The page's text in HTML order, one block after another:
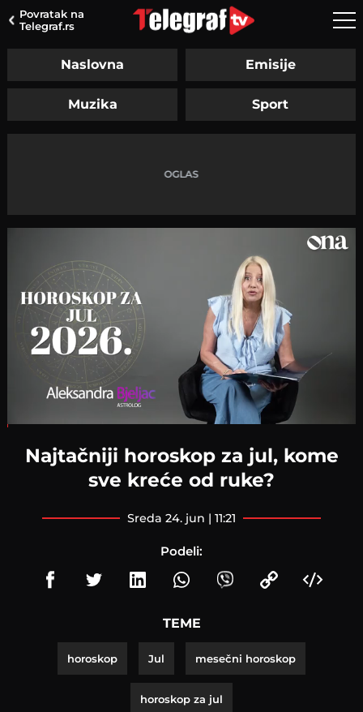
Povratak na
Telegraf.rs
Naslovna Emisije
Muzika Sport
Najtačniji horoskop za jul, kome
sve kreće od ruke?
sreda 24. jun | 11:21
Podeli:
TEME
horoskop Jul mesečni horoskop
horoskop za jul